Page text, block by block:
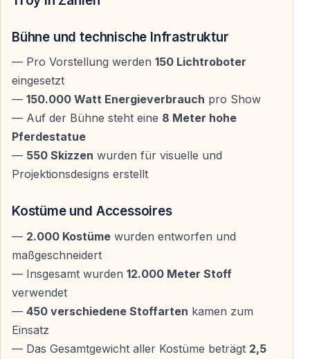
Die Veranstaltung beinhaltet denHin- und
Rücktransfer von allen Hotels in Kemer sowie aus
sämtlichen umliegenden Urlaubsorten
erfolgt direkt vom Hotel, ebenso die Rückfahrt nach
dem Ende der Show.
Entspannter Ablauf ohne Planung
Dank des organisierten Transports genießen Gäste
nächtliche Rückreise.
Für wen ist diese Show ideal
Kultur- und Geschichtsinteressierte
Eine hervorragende Wahl für Gäste, die antike Mythen
in moderner Inszenierung erleben möchten.
Bühne und technische Infrastruktur
— Pro Vorstellung werden 150 Lichtroboter
eingesetzt
— 150.000 Watt Energieverbrauch pro Show
— Auf der Bühne steht eine 8 Meter hohe
Pferdestatue
— 550 Skizzen wurden für visuelle und
Projektionsdesigns erstellt
Kostüme und Accessoires
— 2.000 Kostüme wurden entworfen und
maßgeschneidert
— Insgesamt wurden 12.000 Meter Stoff
verwendet
— 450 verschiedene Stoffarten kamen zum
Einsatz
— Das Gesamtgewicht aller Kostüme beträgt 2,5